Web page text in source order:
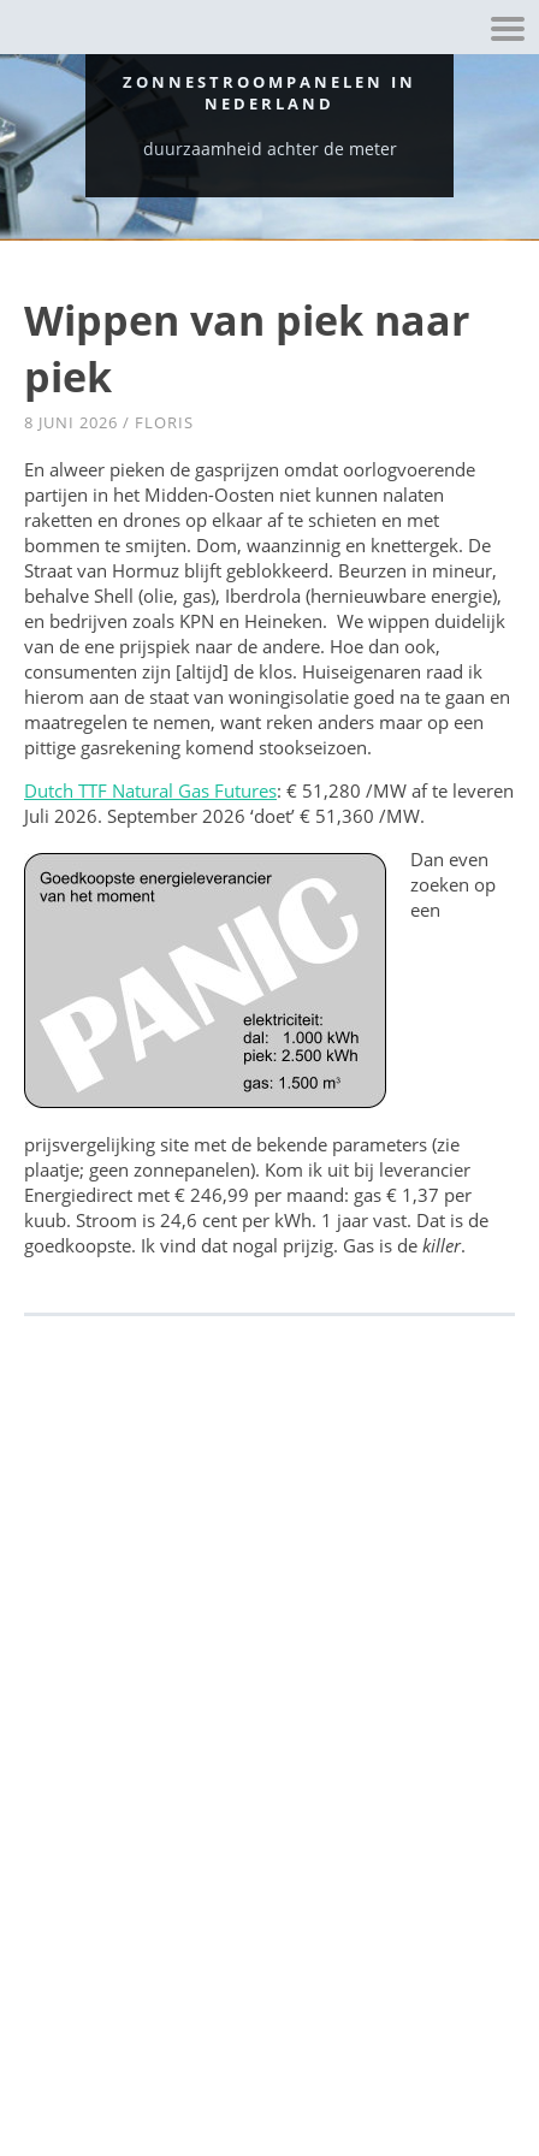
ZONNESTROOMPANELEN IN
NEDERLAND
duurzaamheid achter de meter
Wippen van piek naar
piek
8 JUNI 2026 / FLORIS
En alweer pieken de gasprijzen omdat oorlogvoerende
partijen in het Midden-Oosten niet kunnen nalaten
raketten en drones op elkaar af te schieten en met
bommen te smijten. Dom, waanzinnig en knettergek. De
Straat van Hormuz blijft geblokkeerd. Beurzen in mineur,
behalve Shell (olie, gas), Iberdrola (hernieuwbare energie),
en bedrijven zoals KPN en Heineken. We wippen duidelijk
van de ene prijspiek naar de andere. Hoe dan ook,
consumenten zijn [altijd] de klos. Huiseigenaren raad ik
hierom aan de staat van woningisolatie goed na te gaan en
maatregelen te nemen, want reken anders maar op een
pittige gasrekening komend stookseizoen.
Dutch TTF Natural Gas Futures: € 51,280 /MW af te leveren
Juli 2026. September 2026 ‘doet’ € 51,360 /MW.
Dan even
zoeken op
een
prijsvergelijking site met de bekende parameters (zie
plaatje; geen zonnepanelen). Kom ik uit bij leverancier
Energiedirect met € 246,99 per maand: gas € 1,37 per
kuub. Stroom is 24,6 cent per kWh. 1 jaar vast. Dat is de
goedkoopste. Ik vind dat nogal prijzig. Gas is de killer.